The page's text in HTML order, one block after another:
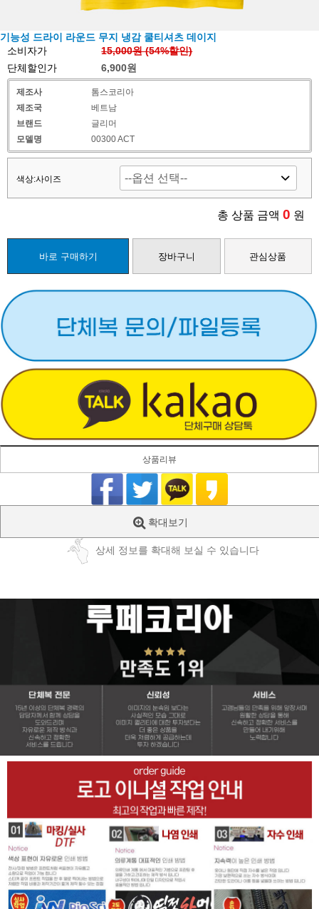
기능성 드라이 라운드 무지 냉감 쿨티셔츠 데이지
소비자가
15,000원 (54%할인)
단체할인가
6,900원
제조사
톰스코리아
제조국
베트남
브랜드
글리머
모델명
00300 ACT
색상:사이즈
총 상품 금액 0 원
바로 구매하기 장바구니 관심상품
상품리뷰
확대보기
상세 정보를 확대해 보실 수 있습니다